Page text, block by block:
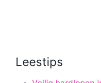
Leestips